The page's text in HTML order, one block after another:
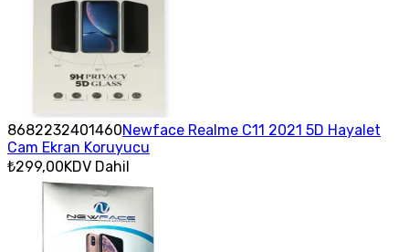
8682232401460Newface Realme C11 2021 5D Hayalet
Cam Ekran Koruyucu
₺299,00KDV Dahil